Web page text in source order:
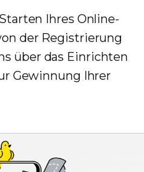
Ihres Online-
der Registrierung
über das Einrichten
Gewinnung Ihrer